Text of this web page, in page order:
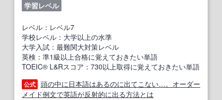
学習レベル
レベル：レベル7
学校レベル：大学以上の水準
大学入試：最難関大対策レベル
英検：準1級以上合格に覚えておきたい単語
TOEIC® L&Rスコア：730以上取得に覚えておきたい単語
公式 頭の中に日本語はあるのに出てこない…。オーダー
メイド例文で英語が反射的に出る方法とは